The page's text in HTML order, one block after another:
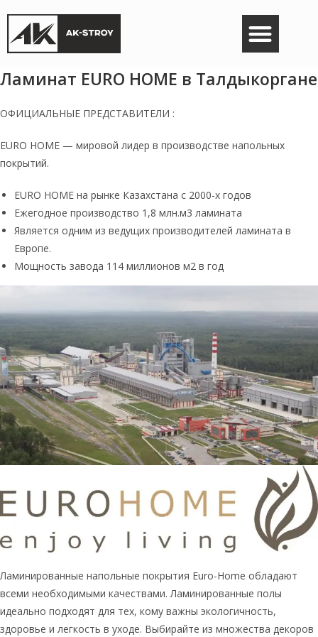
Ламинат EURO HOME в Талдыкоргане
ОФИЦИАЛЬНЫЕ ПРЕДСТАВИТЕЛИ :
EURO HOME — мировой лидер в производстве напольных
покрытий.
EURO HOME на рынке Казахстана с 2000-х годов
Ежегодное производство 1,8 млн.м3 ламината
Является одним из ведущих производителей ламината в
Европе.
Мощность завода 114 миллионов м2 в год
Ламинированные напольные покрытия Euro-Home обладают
всеми необходимыми качествами. Ламинированные полы
идеально подходят для тех, кому важны экологичность,
здоровье и легкость в уходе. Выбирайте из множества декоров